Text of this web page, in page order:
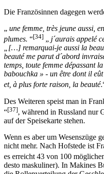
Die Französinnen dagegen
„ une femme, très jeune aussi,
plumes. “[34] „ j´aurais appelé
„[…] remarquai-je aussi la
beauté me parut d´abord
temps, toute femme dépassant
babouchka » - un être dont il
et, à plus forte raison, la beauté
Des Weiteren speist man in
“[37], während in Russland nur
auf der Speisekarte stehen.
Wenn es aber um Wesenszüge
nicht mehr. Nach Hofstede ist
es erreicht 43 von 100
desto maskuliner). In Makines